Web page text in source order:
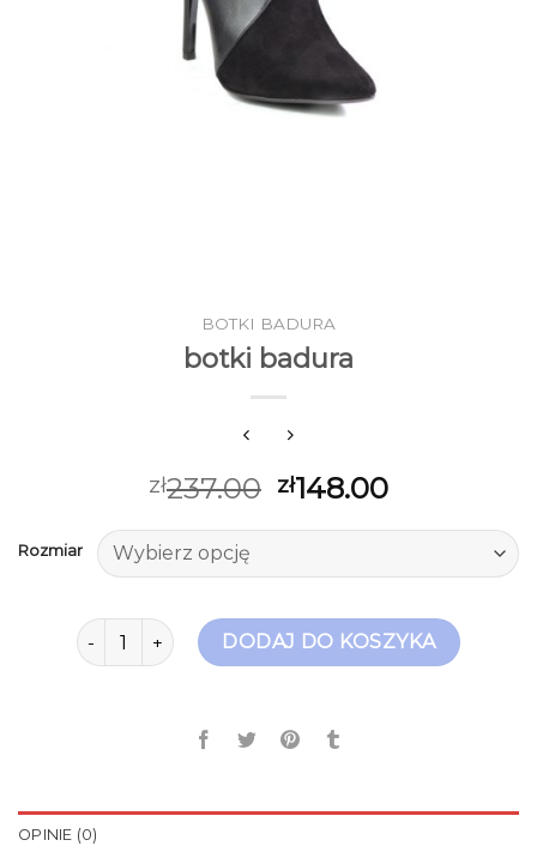
BOTKI BADURA
botki badura
zł237.00 zł148.00
Rozmiar
ilość botki baduraDODAJ DO KOSZYKA
OPINIE (0)